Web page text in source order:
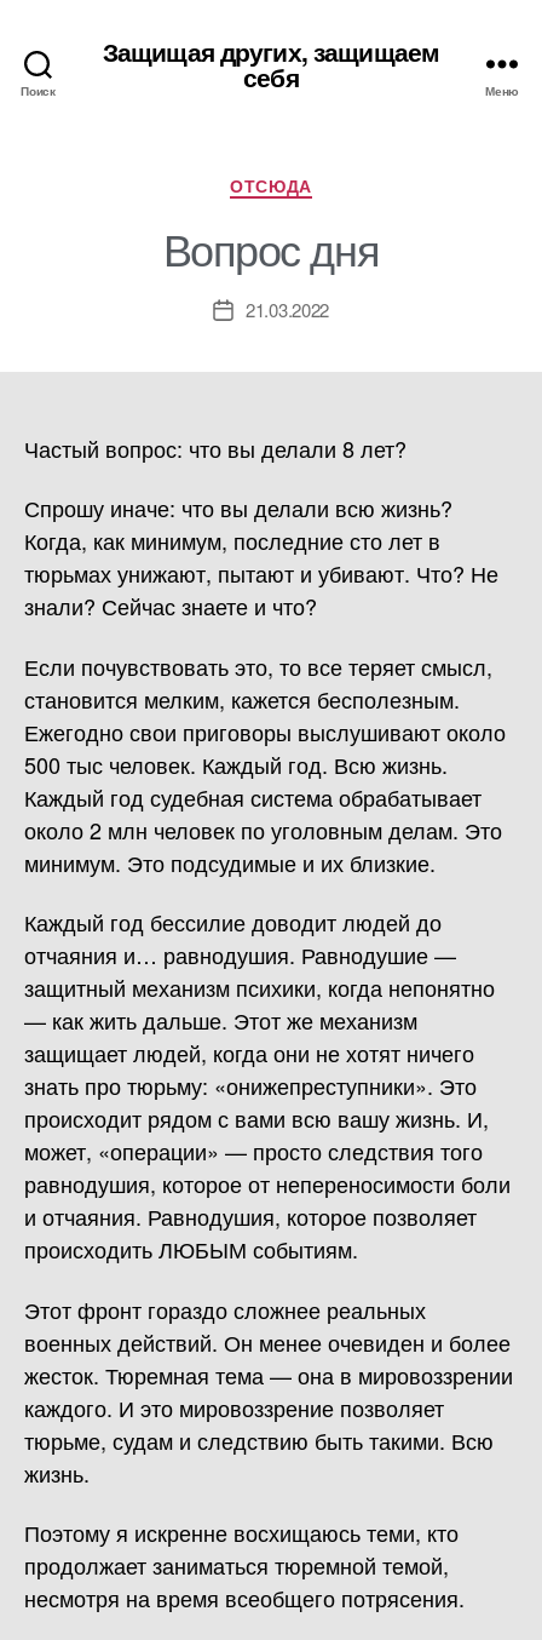
Поиск
Защищая других, защищаем
себя Меню
Рубрики
ОТСЮДА
Вопрос дня
Дата21.03.2022
Частый вопрос: что вы делали 8 лет?
Спрошу иначе: что вы делали всю жизнь?
Когда, как минимум, последние сто лет в
тюрьмах унижают, пытают и убивают. Что? Не
знали? Сейчас знаете и что?
Если почувствовать это, то все теряет смысл,
становится мелким, кажется бесполезным.
Ежегодно свои приговоры выслушивают около
500 тыс человек. Каждый год. Всю жизнь.
Каждый год судебная система обрабатывает
около 2 млн человек по уголовным делам. Это
минимум. Это подсудимые и их близкие.
Каждый год бессилие доводит людей до
отчаяния и… равнодушия. Равнодушие —
защитный механизм психики, когда непонятно
— как жить дальше. Этот же механизм
защищает людей, когда они не хотят ничего
знать про тюрьму: «онижепреступники». Это
происходит рядом с вами всю вашу жизнь. И,
может, «операции» — просто следствия того
равнодушия, которое от непереносимости боли
и отчаяния. Равнодушия, которое позволяет
происходить ЛЮБЫМ событиям.
Этот фронт гораздо сложнее реальных
военных действий. Он менее очевиден и более
жесток. Тюремная тема — она в мировоззрении
каждого. И это мировоззрение позволяет
тюрьме, судам и следствию быть такими. Всю
жизнь.
Поэтому я искренне восхищаюсь теми, кто
продолжает заниматься тюремной темой,
несмотря на время всеобщего потрясения.